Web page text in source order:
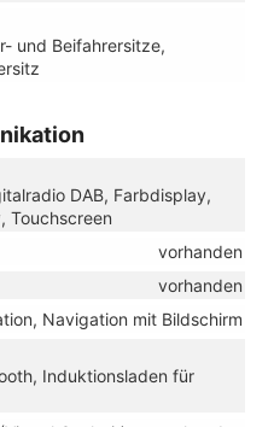
und Beifahrersitze,
DAB, Farbdisplay,
Touchscreen
vorhanden
vorhanden
Navigation mit Bildschirm
Induktionsladen für